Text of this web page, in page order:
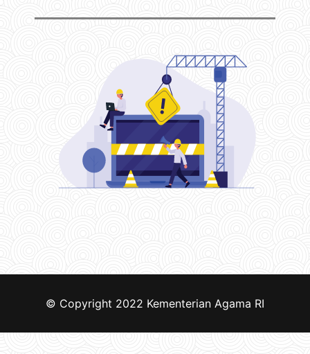
© Copyright 2022 Kementerian Agama RI